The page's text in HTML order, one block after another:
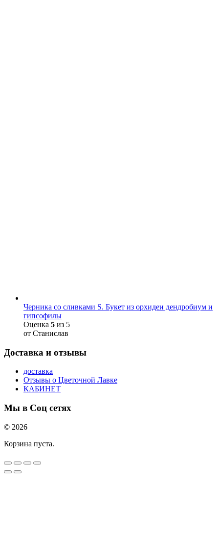
Черника со сливками S. Букет из орхидеи дендробиум и
гипсофилы
Оценка 5 из 5
от Станислав
Доставка и отзывы
доставка
Отзывы о Цветочной Лавке
КАБИНЕТ
Мы в Соц сетях
© 2026
Корзина пуста.